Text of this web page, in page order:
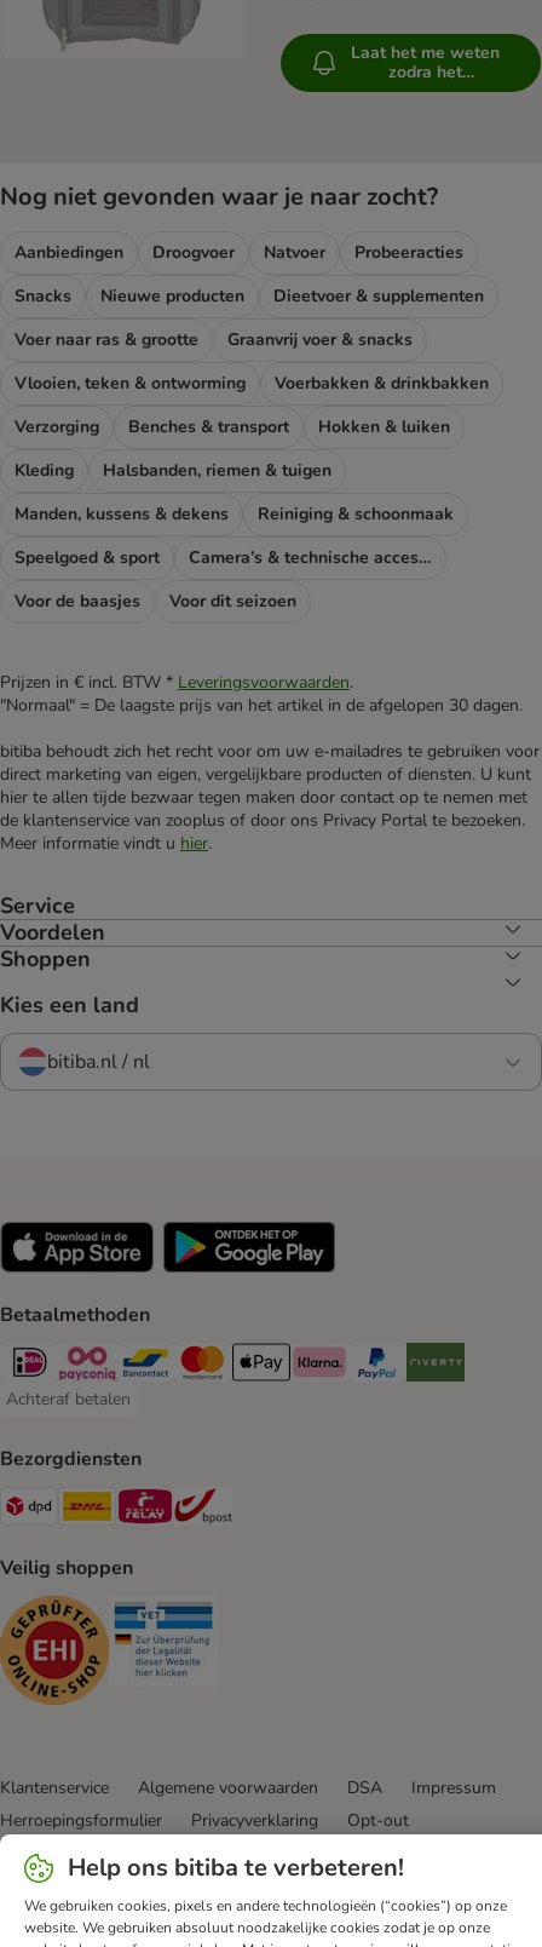
Laat het me weten
zodra het
beschikbaar is
Nog niet gevonden waar je naar zocht?
Aanbiedingen Droogvoer Natvoer
Probeeracties
Snacks
Nieuwe producten
Dieetvoer & supplementen
Voer naar ras & grootte
Graanvrij voer & snacks
Vlooien, teken & ontworming
Voerbakken & drinkbakken
Verzorging
Benches & transport
Hokken & luiken
Kleding
Halsbanden, riemen & tuigen
Manden, kussens & dekens
Reiniging & schoonmaak
Speelgoed & sport
Camera’s & technische accessoires
Voor de baasjes
Voor dit seizoen
Prijzen in € incl. BTW * Leveringsvoorwaarden.
"Normaal" = De laagste prijs van het artikel in de afgelopen 30 dagen.
bitiba behoudt zich het recht voor om uw e-mailadres te gebruiken voor
direct marketing van eigen, vergelijkbare producten of diensten. U kunt
hier te allen tijde bezwaar tegen maken door contact op te nemen met
de klantenservice van zooplus of door ons Privacy Portal te bezoeken.
Meer informatie vindt u hier.
Service
Voordelen
Shoppen
Kies een land
bitiba.nl / nl
Betaalmethoden
iDeal Payment Method
Payconiq Payment Method
Bancontact Payment Method
Mastercard Payment Method
Apple Pay Payment Method
Klarna Payment Method
PayPal Payment Method
Achteraf betalen
Achteraf betalen Payment Method
Bezorgdiensten
Dpd Shipping Method
DHL Shipping Method
Mondial Relay Shipping Method
Veilig shoppen
Security
Klantenservice Algemene voorwaarden DSA
Impressum
Herroepingsformulier
Privacyverklaring
Opt-out
Nieuwsbrief
Verzendkosten & levertijd
Betalingmethodes
Afval & Milieuvoorzieningen
Voordelen
Toegankelijkheidsverklaring
Help ons bitiba te verbeteren!
We gebruiken cookies, pixels en andere technologieën (“cookies”) op onze
website. We gebruiken absoluut noodzakelijke cookies zodat je op onze